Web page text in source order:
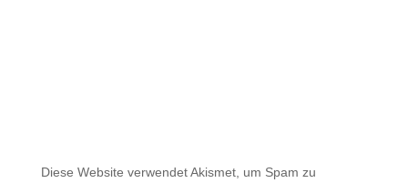
Diese Website verwendet Akismet, um Spam zu